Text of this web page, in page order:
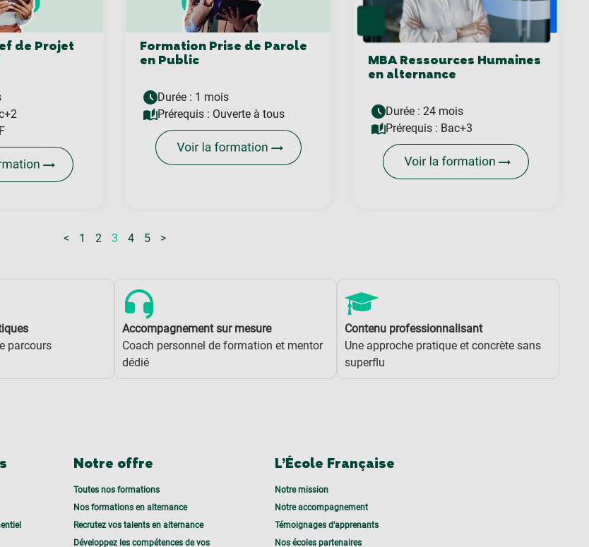
de Projet
Formation Prise de Parole
en Public
Durée : 1 mois
Prérequis : Ouverte à tous
MBA Ressources Humaines
en alternance
Durée : 24 mois
Prérequis : Bac+3
< 1 2 3 4 5 >
parcours
Accompagnement sur mesure
Coach personnel de formation et mentor
dédié
Contenu professionnalisant
Une approche pratique et concrète sans
superflu
Notre offre
Toutes nos formations
Nos formations en alternance
Recrutez vos talents en alternance
Développez les compétences de vos
L’École Française
Notre mission
Notre accompagnement
Témoignages d’apprenants
Nos écoles partenaires